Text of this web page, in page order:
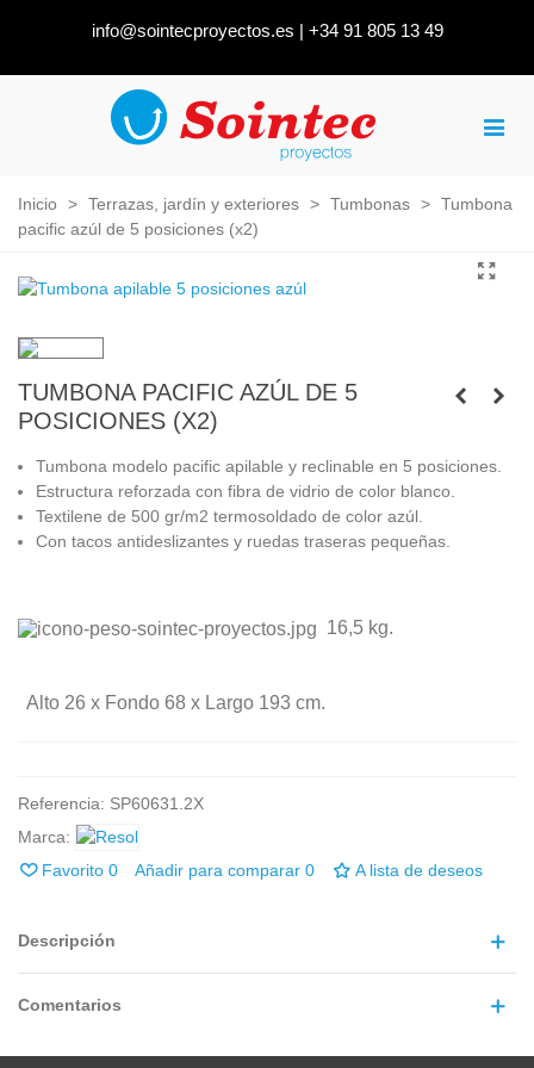
info@sointecproyectos.es | +34 91 805 13 49
Inicio > Terrazas, jardín y exteriores > Tumbonas > Tumbona
pacific azúl de 5 posiciones (x2)
TUMBONA PACIFIC AZÚL DE 5
POSICIONES (X2)
Tumbona modelo pacific apilable y reclinable en 5 posiciones.
Estructura reforzada con fibra de vidrio de color blanco.
Textilene de 500 gr/m2 termosoldado de color azúl.
Con tacos antideslizantes y ruedas traseras pequeñas.
16,5 kg.
Alto 26 x Fondo 68 x Largo 193 cm.
Referencia: SP60631.2X
Marca:
Favorito 0 Añadir para comparar 0 A lista de deseos
Descripción
Comentarios